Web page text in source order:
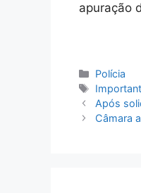
apuração
Categorias
Polícia
Tags
Após
Câmara